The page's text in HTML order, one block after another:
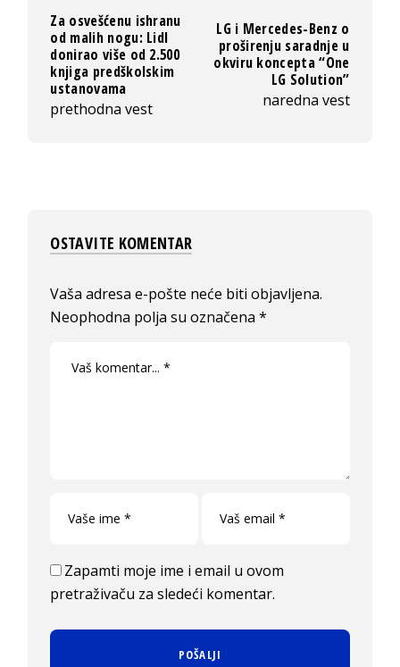
Za osvešćenu ishranu
od malih nogu: Lidl
donirao više od 2.500
knjiga predškolskim
ustanovama
prethodna vest
LG i Mercedes-Benz o
proširenju saradnje u
okviru koncepta “One
LG Solution”
naredna vest
OSTAVITE KOMENTAR
Vaša adresa e-pošte neće biti objavljena.
Neophodna polja su označena*
Zapamti moje ime i email u ovom
pretraživaču za sledeći komentar.